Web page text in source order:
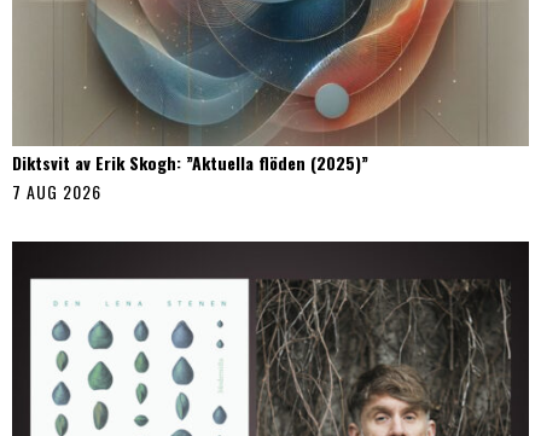
Diktsvit av Erik Skogh: ”Aktuella flöden (2025)”
7 AUG 2026